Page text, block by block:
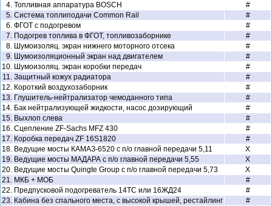
4. Топливная аппаратура BOSCH
#
5. Система топлиподачи Common Rail
#
6. ФГОТ с подогревом
#
7. Подогрев топлива в ФГОТ, топливозаборнике
#
8. Шумоизоляц. экран нижнего моторного отсека
#
9. Шумоизоляционный экран над двигателем
#
10. Шумоизоляц. экран коробки передач
#
11. Защитный кожух радиатора
#
12. Короткий воздухозаборник
#
13. Глушитель-нейтрализатор чемоданного типа
#
14. Бак нейтрализующей жидкости, насос дозирующий
#
15. Выхлоп слева
#
16. Сцепление ZF-Sachs MFZ 430
#
17. Коробка передач ZF 16S1820
#
18. Ведущие мосты КАМАЗ-6520 с п/о главной передачи 5,11
X
19. Ведущие мосты МАДАРА с п/о главной передачи 5,55
X
20. Ведущие мосты Quingte Group с п/о главной передачи 5,73
X
21. МКБ + МОБ
#
22. Предпусковой подогреватель 14ТС или 16ЖД24
#
23. Кабина без спального места, с высокой крышей, рестайлинг
#